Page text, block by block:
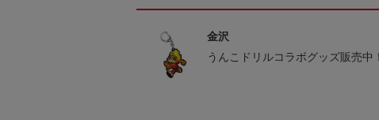
金沢
うんこドリルコラボグッズ販売中